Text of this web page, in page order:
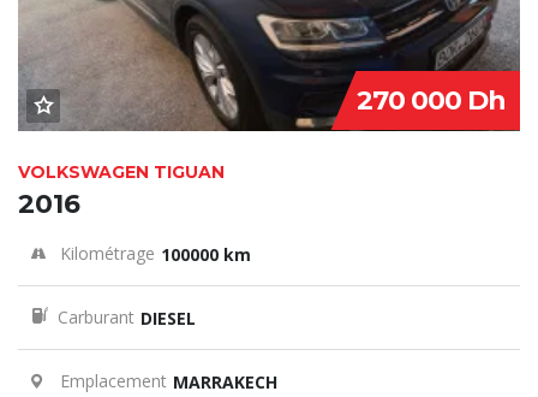
270 000 Dh
VOLKSWAGEN TIGUAN
2016
Kilométrage 100000 km
Carburant DIESEL
Emplacement MARRAKECH